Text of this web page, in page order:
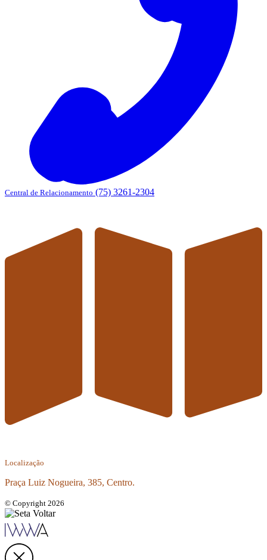
Central de Relacionamento (75) 3261-2304
Localização
Praça Luiz Nogueira, 385, Centro.
© Copyright 2026